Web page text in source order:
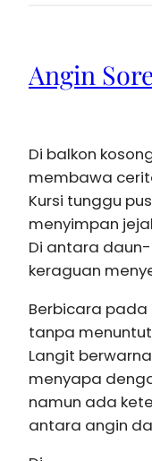
Angin
Di balkon
membawa
Kursi tunggu
menyimpan
Di antara
keraguan
Berbicara
tanpa
Langit
menyapa
namun ada
antara angin